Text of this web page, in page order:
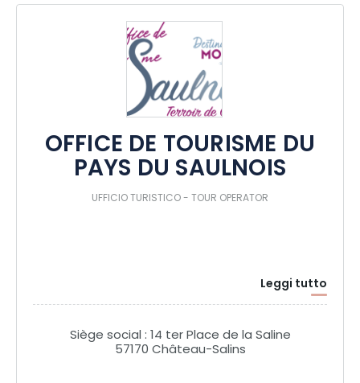
OFFICE DE TOURISME DU
PAYS DU SAULNOIS
UFFICIO TURISTICO - TOUR OPERATOR
Leggi tutto
Siège social : 14 ter Place de la Saline
57170 Château-Salins